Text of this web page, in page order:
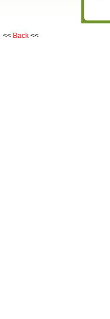
<< Back <<